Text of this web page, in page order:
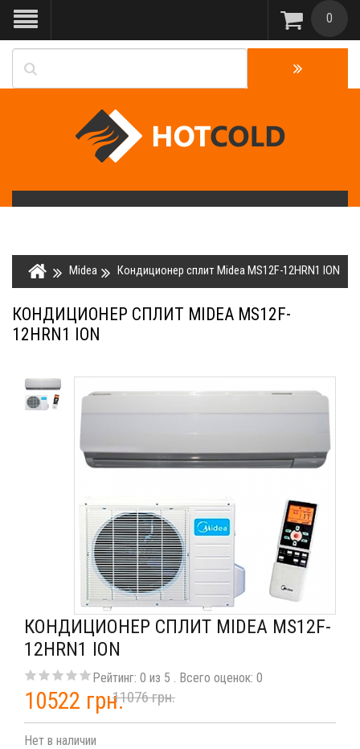
0
Midea Кондиционер сплит Midea MS12F-12HRN1 ION
КОНДИЦИОНЕР СПЛИТ MIDEA MS12F-
12HRN1 ION
КОНДИЦИОНЕР СПЛИТ MIDEA MS12F-
12HRN1 ION
Рейтинг: 0 из 5 . Всего оценок: 0
11076 грн.
10522 грн.
Нет в наличии